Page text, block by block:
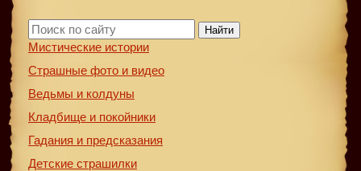
Найти
Мистические истории
Страшные фото и видео
Ведьмы и колдуны
Кладбище и покойники
Гадания и предсказания
Детские страшилки